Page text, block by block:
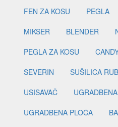
FEN ZA KOSU
PEGLA
MIKSER
BLENDER
PEGLA ZA KOSU
SEVERIN
SUŠILICA
USISAVAČ
UGRADBENA PLOČA